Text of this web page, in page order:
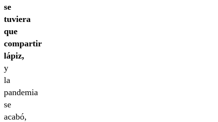
se
tuviera
que
compartir
lápiz,
y
la
pandemia
se
acabó,